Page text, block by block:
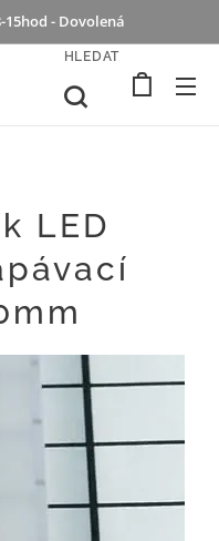
- Dovolená
HLEDAT
LED